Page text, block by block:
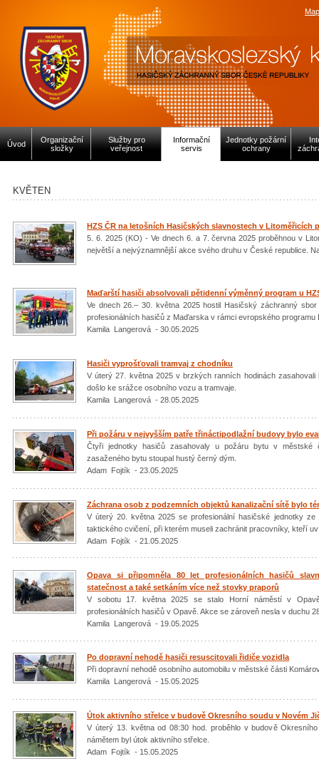
Úvod
Organizační
složky
Služby pro
veřejnost
Informační
servis
Jednotky požární
ochrany
KVĚTEN
HZS ČR na letošních Hasičských slavnostech v Litoměřicích
5. 6. 2025 (KO) - Ve dnech 6. a 7. června 2025 proběhnou v
největší a nejvýznamnější akce svého druhu v České republice.
Maďarští hasiči absolvovali pětidenní výměnný program u
Ve dnech 26.– 30. května 2025 hostil Hasičský záchranný
profesionálních hasičů z Maďarska v rámci evropského
Kamila Langerová - 30.05.2025
Hasiči vyprošťovali tramvaj z chodníku
V úterý 27. května 2025 v brzkých ranních hodinách
došlo ke srážce osobního vozu a tramvaje.
Kamila Langerová - 28.05.2025
Při požáru v nejvyšším patře třináctipodlažní budovy bylo
Čtyři jednotky hasičů zasahovaly u požáru bytu v městské
zasaženého bytu stoupal hustý černý dým.
Adam Fojtík - 23.05.2025
Záchrana osob z podzemních objektů kanalizační sítě bylo
V úterý 20. května 2025 se profesionální hasičské jednotky
taktického cvičení, při kterém museli zachránit pracovníky, kteří
Adam Fojtík - 21.05.2025
Opava si připomněla 80 let profesionálních hasičů
statečnost a také setkáním více než stovky praporů
V sobotu 17. května 2025 se stalo Horní náměstí v
profesionálních hasičů v Opavě. Akce se zároveň nesla v duchu
Kamila Langerová - 19.05.2025
Po dopravní nehodě hasiči resuscitovali řidiče vozidla
Při dopravní nehodě osobního automobilu v městské části
Kamila Langerová - 15.05.2025
Útok aktivního střelce v budově Okresního soudu v Novém
V úterý 13. května od 08:30 hod. proběhlo v budově
námětem byl útok aktivního střelce.
Adam Fojtík - 15.05.2025